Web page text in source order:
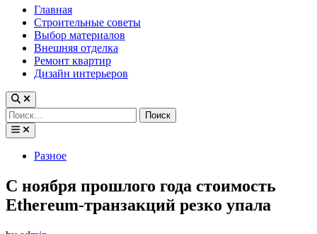
Главная
Строительные советы
Выбор материалов
Внешняя отделка
Ремонт квартир
Дизайн интерьеров
Найти:
PostedРазное
С ноября прошлого года стоимость
Ethereum-транзакций резко упала